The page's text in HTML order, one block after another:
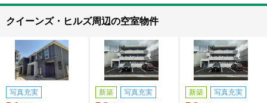
クイーンズ・ヒルズ周辺の空室物件
写真充実 新築 写真充実 新築 写真充実